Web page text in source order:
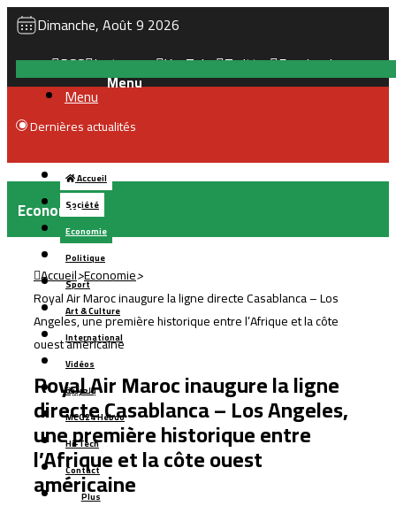
Dimanche, Août 9 2026
RSS Instagram YouTube Twitter Facebook
Dernières actualités
Menu
Accueil
Société
Economie
Politique
Sport
Art & Culture
International
Vidéos
بالعربية
MCG24 Hebdo
Hi-Tech
Contact
Plus
Economie
Accueil>Economie>
Royal Air Maroc inaugure la ligne directe Casablanca – Los
Angeles, une première historique entre l’Afrique et la côte
ouest américaine
Royal Air Maroc inaugure la ligne
directe Casablanca – Los Angeles,
une première historique entre
l’Afrique et la côte ouest
américaine